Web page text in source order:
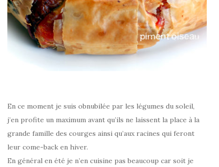
En ce moment je suis obnubilée par les légumes du soleil,
j’en profite un maximum avant qu’ils ne laissent la place à la
grande famille des courges ainsi qu’aux racines qui feront
leur come-back en hiver.
En général en été je n’en cuisine pas beaucoup car soit je